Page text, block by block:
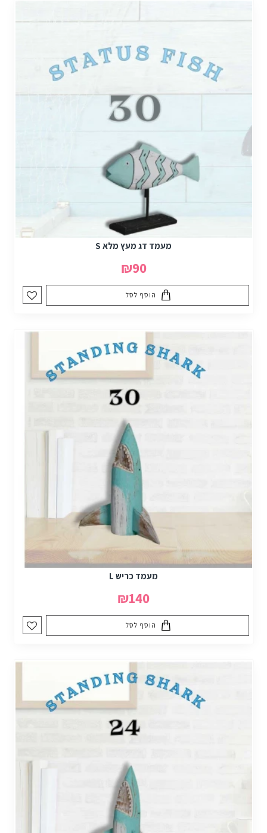
מעמד דג מעץ מלא S
₪90
הוסף לסל
מעמד כריש L
₪140
הוסף לסל